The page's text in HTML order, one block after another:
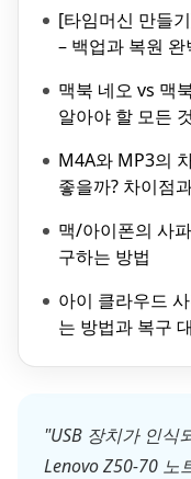
[타임머신 만들
– 백업과 복원 완
맥북 네오 vs 맥
알아야 할 모든 것
M4A와 MP3의
좋을까? 차이점
맥/아이폰의 사
구하는 방법
아이 클라우드
는 방법과 복구
"USB 장치가 인식
Lenovo Z50-70 노